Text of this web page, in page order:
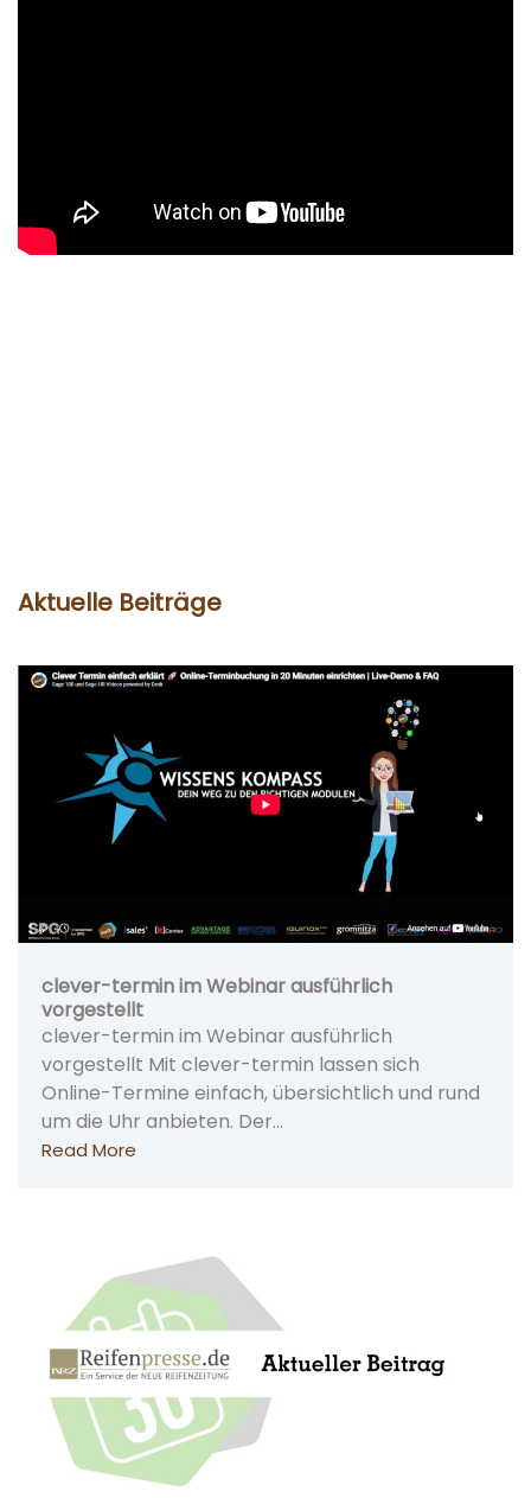
Aktuelle Beiträge
clever-termin im Webinar ausführlich
vorgestellt
clever-termin im Webinar ausführlich
vorgestellt Mit clever-termin lassen sich
Online-Termine einfach, übersichtlich und rund
um die Uhr anbieten. Der…
Read More